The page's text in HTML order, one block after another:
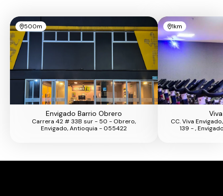
500m
Envigado Barrio Obrero
Carrera 42 # 33B sur - 50 - Obrero,
Envigado, Antioquia - 055422
1km
CC. Viva
139 - ,